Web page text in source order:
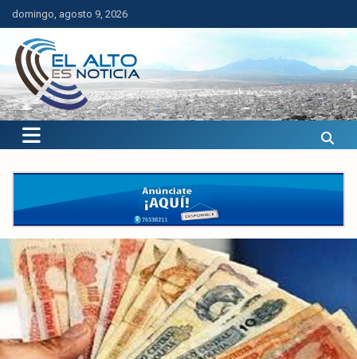
Saltar
al
contenido
domingo, agosto 9, 2026
El Alto es Noticia
Últimas noticias de El Alto, Bolivia y el mundo.